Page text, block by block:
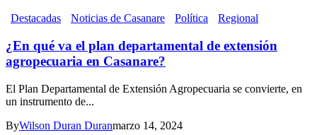
Destacadas Noticias de Casanare Política Regional
¿En qué va el plan departamental de extensión
agropecuaria en Casanare?
El Plan Departamental de Extensión Agropecuaria se convierte, en
un instrumento de...
ByWilson Duran Duranmarzo 14, 2024